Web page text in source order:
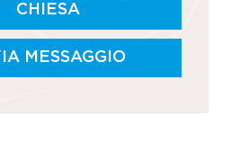
CHIESA
MESSAGGIO